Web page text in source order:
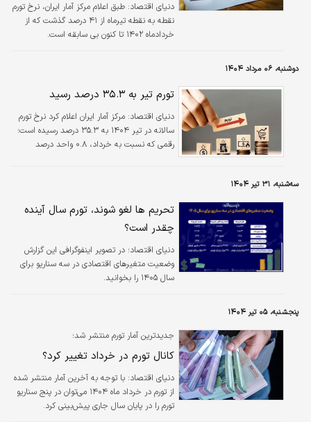
دنیای اقتصاد: طبق اعلام مرکز آمار ایران، نرخ تورم
نقطه به نقطه تیرماه از ۴۱ درصد گذشت که از
خردادماه ۱۴۰۲ تا کنون بی سابقه است.
دوشنبه، ۰۶ مرداد ۱۴۰۴
تورم تیر به ۳۵.۳ درصد رسید
دنیای اقتصاد: مرکز آمار ایران اعلام کرد نرخ تورم
سالانه در تیر ۱۴۰۴ به ۳۵.۳ درصد رسیده است؛
رقمی که نسبت به خرداد، ۰.۸ واحد درصد
سه‌شنبه، ۳۱ تیر ۱۴۰۴
تحریم ها لغو شوند، تورم سال آینده
چقدر است؟
دنیای اقتصاد؛ در تصویر اینفوگرافی این گزارش
وضعیت متغیرهای اقتصادی در سه سناریو برای
سال ۱۴۰۵ را بخوانید.
پنجشنبه، ۰۵ تیر ۱۴۰۴
جدیدترین آمار تورم منتشر شد؛
کانال تورم در خرداد تغییر کرد؟
دنیای اقتصاد: با توجه به آخرین آمار منتشر شده
از تورم در خرداد ماه ۱۴۰۴ می‌توان در پنج سناریو
تورم را در پایان سال جاری پیش‌بینی کرد.